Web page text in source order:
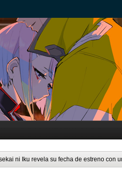
ni Iku revela su fecha de estreno con